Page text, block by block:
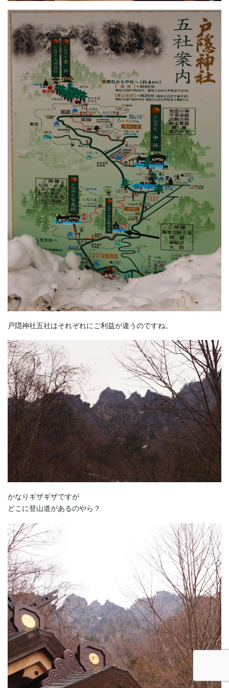
戸隠神社五社はそれぞれにご利益が違うのですね。
かなりギザギザですが
どこに登山道があるのやら？